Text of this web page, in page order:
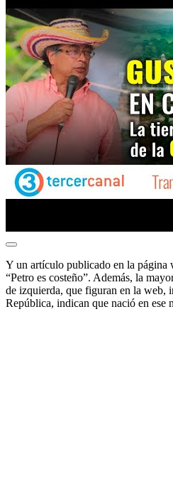
Y un artículo publicado en la página
“Petro es costeño”. Además, la
de izquierda, que figuran en la web,
República, indican que nació en ese